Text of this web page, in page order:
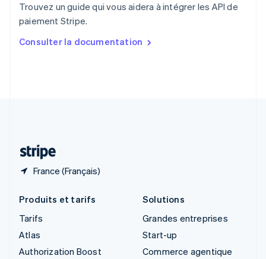
Trouvez un guide qui vous aidera à intégrer les API de
paiement Stripe.
Consulter la documentation
France (Français)
Singapour
English 简体中文
English
Produits et tarifs
Tarifs
Atlas
Authorization Boost
Solutions
Grandes entreprises
Start-up
Commerce agentique